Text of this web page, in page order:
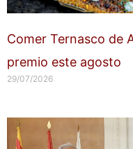
Comer Ternasco de
premio este agosto
29/07/2026